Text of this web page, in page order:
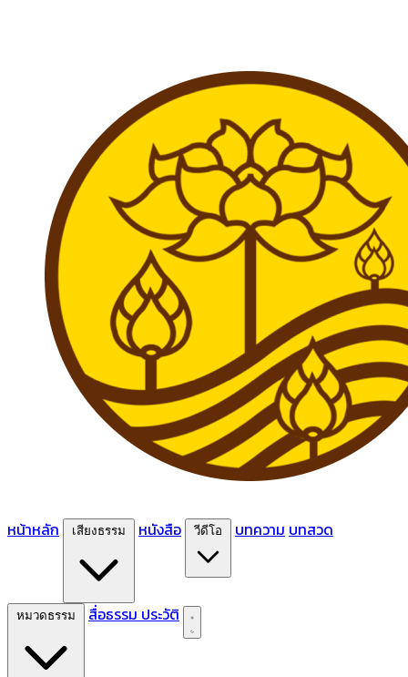
หน้าหลัก หนังสือ บทความ บทสวด
สื่อธรรม ประวัติ